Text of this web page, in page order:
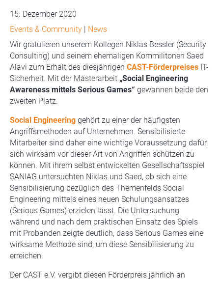
15. Dezember 2020
Events & Community
News
Wir gratulieren unserem Kollegen Niklas Bessler (Security
Consulting) und seinem ehemaligen Kommilitonen Saed
Alavi zum Erhalt des diesjährigen CAST-Förderpreises IT-
Sicherheit. Mit der Masterarbeit „Social Engineering
Awareness mittels Serious Games“ gewannen beide den
zweiten Platz.
Social Engineering gehört zu einer der häufigsten
Angriffsmethoden auf Unternehmen. Sensibilisierte
Mitarbeiter sind daher eine wichtige Voraussetzung dafür,
sich wirksam vor dieser Art von Angriffen schützen zu
können. Mit ihrem selbst entwickelten Gesellschaftsspiel
SANIAG untersuchten Niklas und Saed, ob sich eine
Sensibilisierung bezüglich des Themenfelds Social
Engineering mittels eines neuen Schulungsansatzes
(Serious Games) erzielen lässt. Die Untersuchung
während und nach dem praktischen Einsatz des Spiels
mit Probanden zeigte deutlich, dass Serious Games eine
wirksame Methode sind, um diese Sensibilisierung zu
erreichen.
Der CAST e.V. vergibt diesen Förderpreis jährlich an